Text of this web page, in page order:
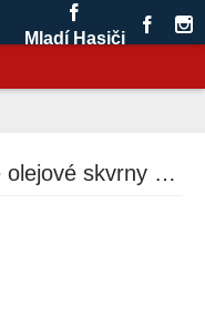
Mladí Hasiči
Likvidace 300 metrů dlouhé olejové skvrny ulice Komenského